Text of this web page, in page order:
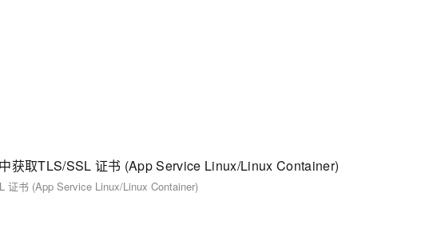
获取TLS/SSL 证书 (App Service Linux/Linux Container)
书 (App Service Linux/Linux Container)